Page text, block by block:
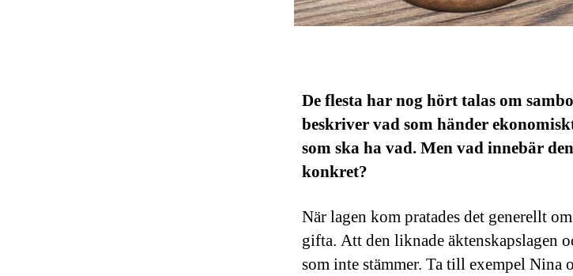
De flesta har nog hört talas om
beskriver vad som händer
som ska ha vad. Men vad innebär
konkret?
När lagen kom pratades det generellt
gifta. Att den liknade äktenskapslagen
som inte stämmer. Ta till exempel Nina